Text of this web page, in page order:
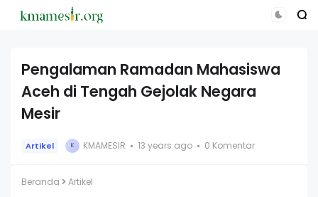
Pengalaman Ramadan Mahasiswa
Aceh di Tengah Gejolak Negara
Mesir
Artikel K KMAMESIR 13 years ago 0 Komentar
Beranda Artikel